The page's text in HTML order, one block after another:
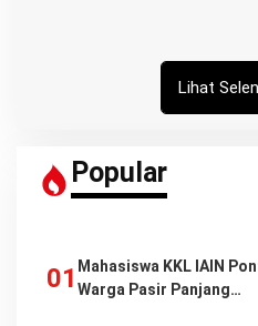
Lihat
Popular
Mahasiswa KKL IAIN
Warga Pasir Panjang…